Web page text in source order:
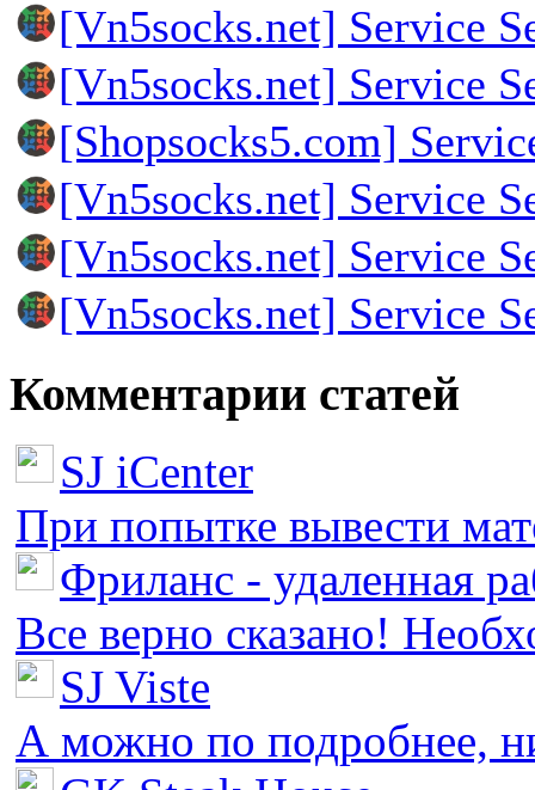
[Vn5socks.net] Service
[Vn5socks.net] Service
[Shopsocks5.com]
[Vn5socks.net] Service
[Vn5socks.net] Service
[Vn5socks.net] Service
Комментарии статей
SJ iCenter
При попытке вывести
Фриланс - удаленная
Все верно сказано!
SJ Viste
А можно по подробнее,